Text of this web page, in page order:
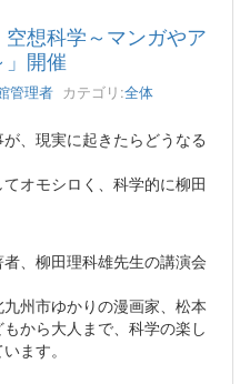
想科学～マンガやア
開催
管理者 カテゴリ:全体
、現実に起きたらどうなる
オモシロく、科学的に柳田
、柳田理科雄先生の講演会
州市ゆかりの漫画家、松本
から大人まで、科学の楽し
ます。